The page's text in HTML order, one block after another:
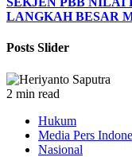
LANGKAH BESAR
Posts Slider
2 min read
Hukum
Media Pers
Nasional